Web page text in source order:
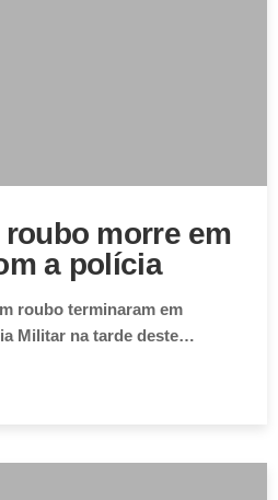
morre em
a polícia
roubo terminaram em
Militar na tarde deste…